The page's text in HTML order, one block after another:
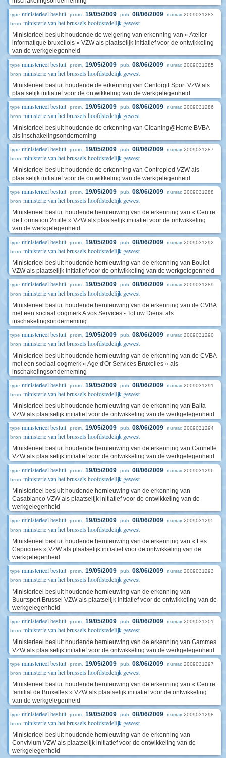
type ministerieel besluit prom. 19/05/2009 pub. 08/06/2009 numac 2009031283
bron ministerie van het brussels hoofdstedelijk gewest
Ministerieel besluit houdende de weigering van erkenning van « Atelier
informatique bruxellois » VZW als plaatselijk initiatief voor de ontwikkeling
van de werkgelegenheid
type ministerieel besluit prom. 19/05/2009 pub. 08/06/2009 numac 2009031285
bron ministerie van het brussels hoofdstedelijk gewest
Ministerieel besluit houdende de erkenning van Cenforgil Sport VZW als
plaatselijk initiatief voor de ontwikkeling van de werkgelegenheid
type ministerieel besluit prom. 19/05/2009 pub. 08/06/2009 numac 2009031286
bron ministerie van het brussels hoofdstedelijk gewest
Ministerieel besluit houdende de erkenning van Cleaning@Home BVBA
als inschakelingsonderneming
type ministerieel besluit prom. 19/05/2009 pub. 08/06/2009 numac 2009031287
bron ministerie van het brussels hoofdstedelijk gewest
Ministerieel besluit houdende de erkenning van Contrepied VZW als
plaatselijk initiatief voor de ontwikkeling van de werkgelegenheid
type ministerieel besluit prom. 19/05/2009 pub. 08/06/2009 numac 2009031288
bron ministerie van het brussels hoofdstedelijk gewest
Ministerieel besluit houdende hernieuwing van de erkenning van « Centre
de Formation 2mille » VZW als plaatselijk initiatief voor de ontwikkeling
van de werkgelegenheid
type ministerieel besluit prom. 19/05/2009 pub. 08/06/2009 numac 2009031292
bron ministerie van het brussels hoofdstedelijk gewest
Ministerieel besluit houdende hernieuwing van de erkenning van Boulot
VZW als plaatselijk initiatief voor de ontwikkeling van de werkgelegenheid
type ministerieel besluit prom. 19/05/2009 pub. 08/06/2009 numac 2009031289
bron ministerie van het brussels hoofdstedelijk gewest
Ministerieel besluit houdende hernieuwing van de erkenning van de CVBA
met een sociaal oogmerk A vos Services - Tot uw Dienst als
inschakelingsonderneming
type ministerieel besluit prom. 19/05/2009 pub. 08/06/2009 numac 2009031290
bron ministerie van het brussels hoofdstedelijk gewest
Ministerieel besluit houdende hernieuwing van de erkenning van de CVBA
met een sociaal oogmerk « Age d'Or Services Bruxelles » als
inschakelingsonderneming
type ministerieel besluit prom. 19/05/2009 pub. 08/06/2009 numac 2009031291
bron ministerie van het brussels hoofdstedelijk gewest
Ministerieel besluit houdende hernieuwing van de erkenning van Baita
VZW als plaatselijk initiatief voor de ontwikkeling van de werkgelegenheid
type ministerieel besluit prom. 19/05/2009 pub. 08/06/2009 numac 2009031294
bron ministerie van het brussels hoofdstedelijk gewest
Ministerieel besluit houdende hernieuwing van de erkenning van Cannelle
VZW als plaatselijk initiatief voor de ontwikkeling van de werkgelegenheid
type ministerieel besluit prom. 19/05/2009 pub. 08/06/2009 numac 2009031296
bron ministerie van het brussels hoofdstedelijk gewest
Ministerieel besluit houdende hernieuwing van de erkenning van
Casablanco VZW als plaatselijk initiatief voor de ontwikkeling van de
werkgelegenheid
type ministerieel besluit prom. 19/05/2009 pub. 08/06/2009 numac 2009031295
bron ministerie van het brussels hoofdstedelijk gewest
Ministerieel besluit houdende hernieuwing van de erkenning van « Les
Capucines » VZW als plaatselijk initiatief voor de ontwikkeling van de
werkgelegenheid
type ministerieel besluit prom. 19/05/2009 pub. 08/06/2009 numac 2009031293
bron ministerie van het brussels hoofdstedelijk gewest
Ministerieel besluit houdende hernieuwing van de erkenning van
Buurtsport Brussel VZW als plaatselijk initiatief voor de ontwikkeling van de
werkgelegenheid
type ministerieel besluit prom. 19/05/2009 pub. 08/06/2009 numac 2009031301
bron ministerie van het brussels hoofdstedelijk gewest
Ministerieel besluit houdende hernieuwing van de erkenning van Gammes
VZW als plaatselijk initiatief voor de ontwikkeling van de werkgelegenheid
type ministerieel besluit prom. 19/05/2009 pub. 08/06/2009 numac 2009031297
bron ministerie van het brussels hoofdstedelijk gewest
Ministerieel besluit houdende hernieuwing van de erkenning van « Centre
familial de Bruxelles » VZW als plaatselijk initiatief voor de ontwikkeling
van de werkgelegenheid
type ministerieel besluit prom. 19/05/2009 pub. 08/06/2009 numac 2009031298
bron ministerie van het brussels hoofdstedelijk gewest
Ministerieel besluit houdende hernieuwing van de erkenning van
Convivium VZW als plaatselijk initiatief voor de ontwikkeling van de
werkgelegenheid